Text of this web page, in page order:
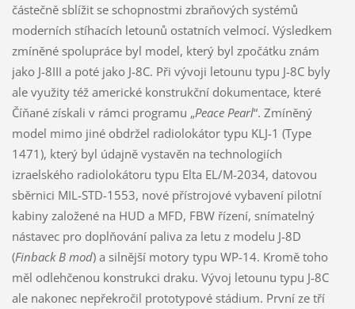
částečně sblížit se schopnostmi zbraňových systémů
moderních stíhacích letounů ostatních velmocí. Výsledkem
zmíněné spolupráce byl model, který byl zpočátku znám
jako J-8III a poté jako J-8C. Při vývoji letounu typu J-8C byly
ale využity též americké konstrukční dokumentace, které
Číňané získali v rámci programu „Peace Pearl“. Zmíněný
model mimo jiné obdržel radiolokátor typu KLJ-1 (Type
1471), který byl údajně vystavěn na technologiích
izraelského radiolokátoru typu Elta EL/M-2034, datovou
sběrnici MIL-STD-1553, nové přístrojové vybavení pilotní
kabiny založené na HUD a MFD, FBW řízení, snímatelný
nástavec pro doplňování paliva za letu z modelu J-8D
(Finback B mod) a silnější motory typu WP-14. Kromě toho
měl odlehčenou konstrukci draku. Vývoj letounu typu J-8C
ale nakonec nepřekročil prototypové stádium. První ze tří